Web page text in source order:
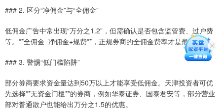
### 2. 区分“净佣金”与“全佣金”
低佣金广告中常出现“万分之1.2”，但需确认是否包含监管费、过户费
等。**全佣金=净佣金+规费**，正规券商的全佣金费率才是最透明的。
### 3. 警惕“低门槛陷阱”
部分券商要求资金量达到50万以上才能享受低佣金。天津投资者可优
先选择**无资金门槛**的券商，例如华泰证券、国泰君安等，部分营业
部对普通散户也能给出万分之1.5的优惠。